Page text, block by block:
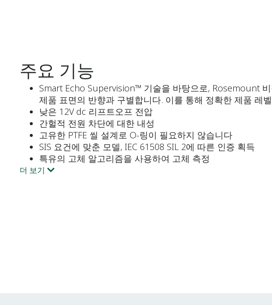
주요 기능
Smart Echo Supervision™ 기술을 바탕으로, Rosemount
제품 표면의 반향과 구별합니다. 이를 통해 정확한 제품 레
낮은 12V dc 리프트오프 전압
간헐적 전원 차단에 대한 내성
고유한 PTFE 씰 설계로 O-링이 필요하지 않습니다
SIS 요건에 맞춘 모델, IEC 61508 SIL 2에 따른 인증 획득
특유의 고체 알고리즘을 사용하여 고체 측정
더 보기